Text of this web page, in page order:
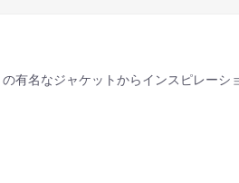
有名なジャケットからインスピレーシ